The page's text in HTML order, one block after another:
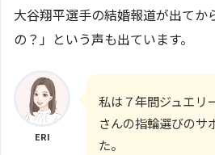
大谷翔平選手の結婚報道が出てか
の？」という声も出ています。
ERI
私は７年間ジュエリ
さんの指輪選びのサ
た。